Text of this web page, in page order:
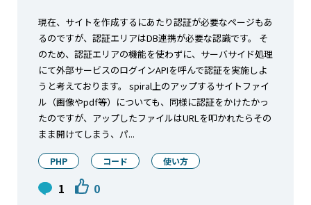
現在、サイトを作成するにあたり認証が必要なページもあ
るのですが、認証エリアはDB連携が必要な認識です。 そ
のため、認証エリアの機能を使わずに、サーバサイド処理
にて外部サービスのログインAPIを呼んで認証を実施しよ
うと考えております。 spiral上のアップするサイトファイ
ル（画像やpdf等）についても、同様に認証をかけたかっ
たのですが、アップしたファイルはURLを叩かれたらその
まま開けてしまう、パ...
PHP コード 使い方
1 0